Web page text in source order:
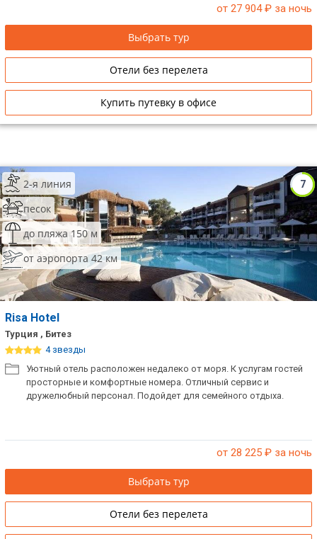
от 27 904₽ за ночь
Выбрать тур
Отели без перелета
Купить путевку в офисе
7
2-я линия
песок
до пляжа 150 м
от аэропорта 42 км
Risa Hotel
Турция , Битез
4 звезды
Уютный отель расположен недалеко от моря. К услугам гостей
просторные и комфортные номера. Отличный сервис и
дружелюбный персонал. Подойдет для семейного отдыха.
от 28 225 ₽ за ночь
Выбрать тур
Отели без перелета